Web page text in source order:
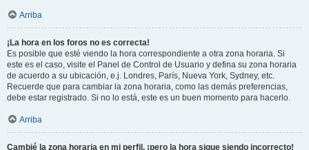
Arriba
¡La hora en los foros no es correcta!
Es posible que esté viendo la hora correspondiente a otra zona horaria. Si
este es el caso, visite el Panel de Control de Usuario y defina su zona horaria
de acuerdo a su ubicación, e.j. Londres, París, Nueva York, Sydney, etc.
Recuerde que para cambiar la zona horaria, como las demás preferencias,
debe estar registrado. Si no lo está, este es un buen momento para hacerlo.
Arriba
Cambié la zona horaria en mi perfil, ¡pero la hora sigue siendo incorrecto!